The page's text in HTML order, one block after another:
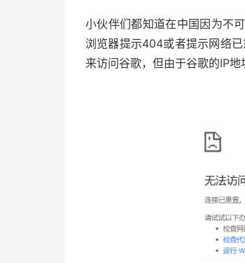
小伙伴们都知道在中国因为不
浏览器提示404或者提示网络
来访问谷歌，但由于谷歌的IP